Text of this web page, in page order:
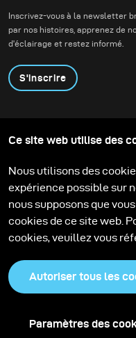
Câble USB-C 3m
Stelos 800 L
Émetteur RFS 3
Set d'accessoires pour
pour jusqu'à 4
Satos station de
enfichables
Câble-rallonge pour
Inscrivez-vous à la newsletter
par nos histoires, apprenez de
d'éclairage et restez informé.
S'inscrire
Contactez-nous
Support
Media Center
Ce site web utilise des
Nous utilisons des
expérience possible sur
nous supposons que
cookies de ce site web.
cookies, veuillez vous
Autoriser tous les
Paramètres des